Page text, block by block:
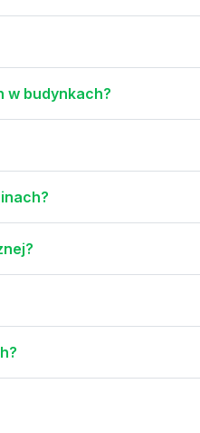
w budynkach?